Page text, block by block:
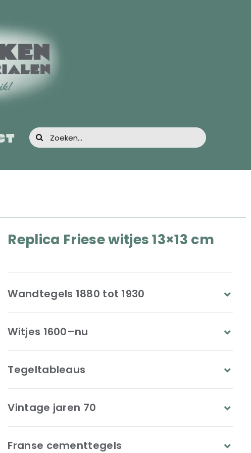
Zoeken
naar:
Replica Friese witjes 13×13 cm
Wandtegels 1880 tot 1930
Witjes 1600–nu
Tegeltableaus
Vintage jaren 70
Franse cementtegels